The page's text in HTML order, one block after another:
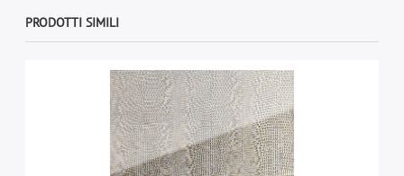
PRODOTTI SIMILI